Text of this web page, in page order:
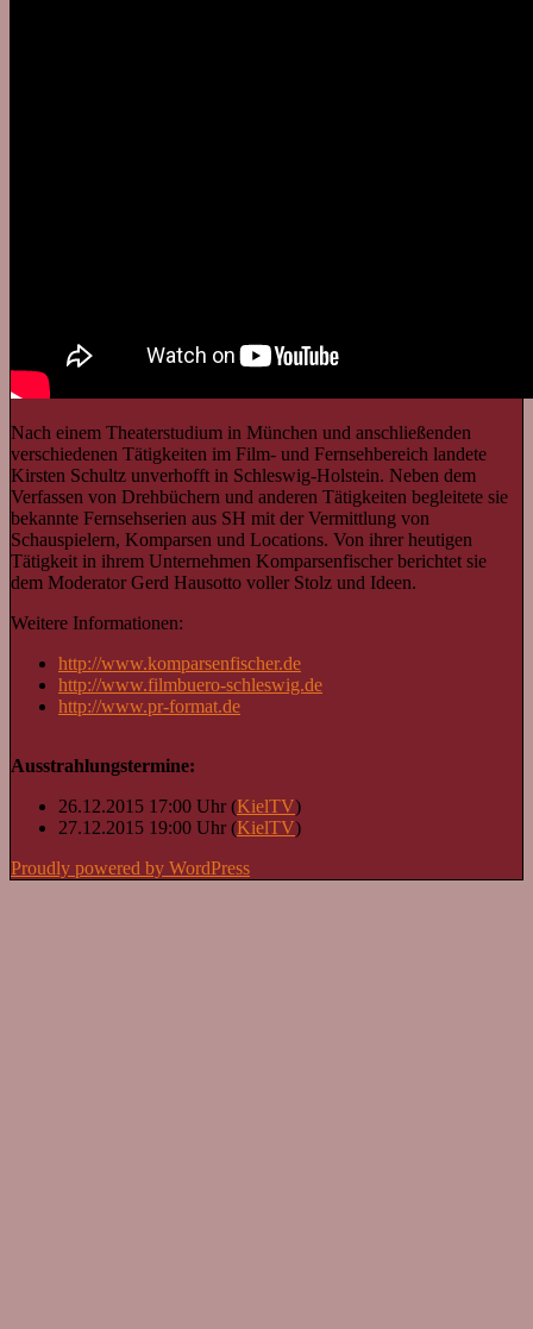
Nach einem Theaterstudium in München und anschließenden
verschiedenen Tätigkeiten im Film- und Fernsehbereich landete
Kirsten Schultz unverhofft in Schleswig-Holstein. Neben dem
Verfassen von Drehbüchern und anderen Tätigkeiten begleitete sie
bekannte Fernsehserien aus SH mit der Vermittlung von
Schauspielern, Komparsen und Locations. Von ihrer heutigen
Tätigkeit in ihrem Unternehmen Komparsenfischer berichtet sie
dem Moderator Gerd Hausotto voller Stolz und Ideen.
Weitere Informationen:
http://www.komparsenfischer.de
http://www.filmbuero-schleswig.de
http://www.pr-format.de
Ausstrahlungstermine:
26.12.2015 17:00 Uhr (KielTV)
27.12.2015 19:00 Uhr (KielTV)
Proudly powered by WordPress